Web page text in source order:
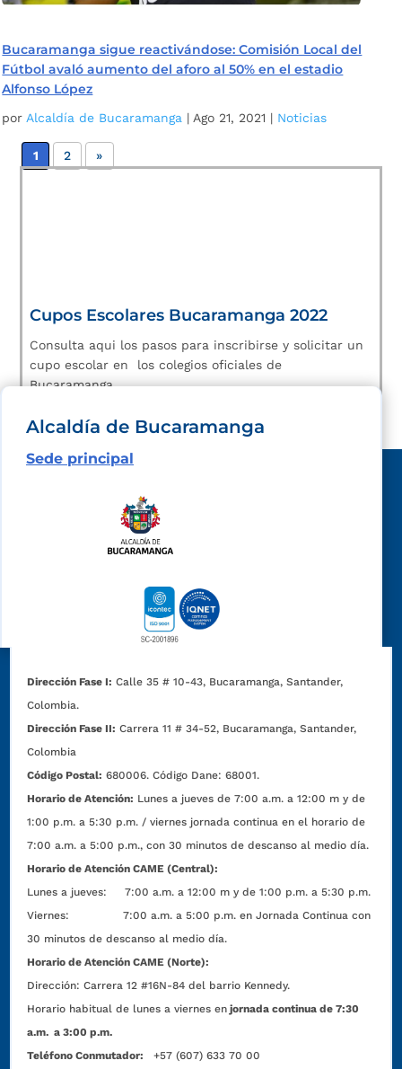
Bucaramanga sigue reactivándose: Comisión Local del
Fútbol avaló aumento del aforo al 50% en el estadio
Alfonso López
porAlcaldía de Bucaramanga |Ago 21, 2021 | Noticias
1 2 »
Cupos Escolares Bucaramanga 2022
Consulta aqui los pasos para inscribirse y solicitar un
cupo escolar en los colegios oficiales de
Bucaramanga.
Alcaldía de Bucaramanga
Sede principal
Dirección Fase I: Calle 35 # 10-43, Bucaramanga, Santander,
Colombia.
Dirección Fase II: Carrera 11 # 34-52, Bucaramanga, Santander,
Colombia
Código Postal: 680006. Código Dane: 68001.
Horario de Atención: Lunes a jueves de 7:00 a.m. a 12:00 m y de
1:00 p.m. a 5:30 p.m. / viernes jornada continua en el horario de
7:00 a.m. a 5:00 p.m., con 30 minutos de descanso al medio día.
Horario de Atención CAME (Central):
Lunes a jueves: 7:00 a.m. a 12:00 m y de 1:00 p.m. a 5:30 p.m.
Viernes: 7:00 a.m. a 5:00 p.m. en Jornada Continua con
30 minutos de descanso al medio día.
Horario de Atención CAME (Norte):
Dirección:Carrera 12 #16N-84 del barrio Kennedy.
Horario habitual de lunes a viernes en jornada continua de 7:30
a.m. a 3:00 p.m.
Teléfono Conmutador:
+57 (607) 633 70 00